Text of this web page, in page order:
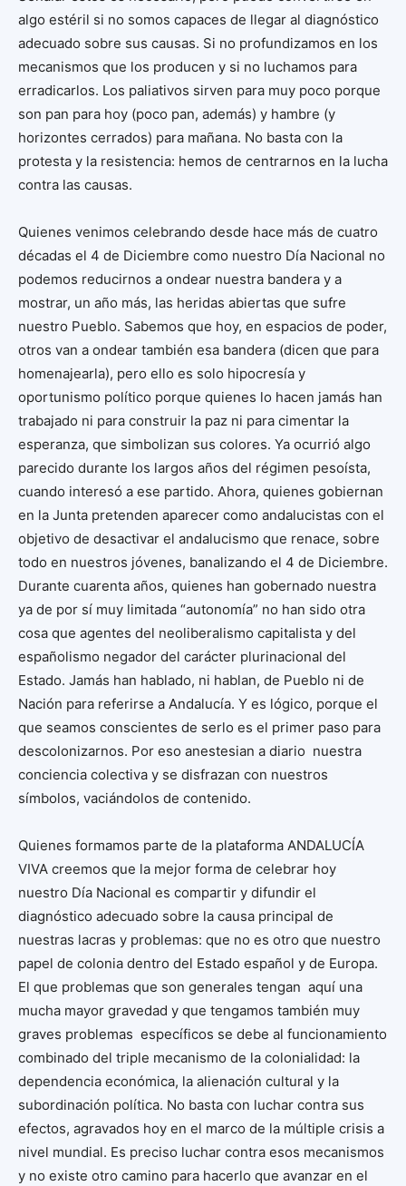
algo estéril si no somos capaces de llegar al diagnóstico
adecuado sobre sus causas. Si no profundizamos en los
mecanismos que los producen y si no luchamos para
erradicarlos. Los paliativos sirven para muy poco porque
son pan para hoy (poco pan, además) y hambre (y
horizontes cerrados) para mañana. No basta con la
protesta y la resistencia: hemos de centrarnos en la lucha
contra las causas.
Quienes venimos celebrando desde hace más de cuatro
décadas el 4 de Diciembre como nuestro Día Nacional no
podemos reducirnos a ondear nuestra bandera y a
mostrar, un año más, las heridas abiertas que sufre
nuestro Pueblo. Sabemos que hoy, en espacios de poder,
otros van a ondear también esa bandera (dicen que para
homenajearla), pero ello es solo hipocresía y
oportunismo político porque quienes lo hacen jamás han
trabajado ni para construir la paz ni para cimentar la
esperanza, que simbolizan sus colores. Ya ocurrió algo
parecido durante los largos años del régimen pesoísta,
cuando interesó a ese partido. Ahora, quienes gobiernan
en la Junta pretenden aparecer como andalucistas con el
objetivo de desactivar el andalucismo que renace, sobre
todo en nuestros jóvenes, banalizando el 4 de Diciembre.
Durante cuarenta años, quienes han gobernado nuestra
ya de por sí muy limitada “autonomía” no han sido otra
cosa que agentes del neoliberalismo capitalista y del
españolismo negador del carácter plurinacional del
Estado. Jamás han hablado, ni hablan, de Pueblo ni de
Nación para referirse a Andalucía. Y es lógico, porque el
que seamos conscientes de serlo es el primer paso para
descolonizarnos. Por eso anestesian a diario nuestra
conciencia colectiva y se disfrazan con nuestros
símbolos, vaciándolos de contenido.
Quienes formamos parte de la plataforma ANDALUCÍA
VIVA creemos que la mejor forma de celebrar hoy
nuestro Día Nacional es compartir y difundir el
diagnóstico adecuado sobre la causa principal de
nuestras lacras y problemas: que no es otro que nuestro
papel de colonia dentro del Estado español y de Europa.
El que problemas que son generales tengan aquí una
mucha mayor gravedad y que tengamos también muy
graves problemas específicos se debe al funcionamiento
combinado del triple mecanismo de la colonialidad: la
dependencia económica, la alienación cultural y la
subordinación política. No basta con luchar contra sus
efectos, agravados hoy en el marco de la múltiple crisis a
nivel mundial. Es preciso luchar contra esos mecanismos
y no existe otro camino para hacerlo que avanzar en el